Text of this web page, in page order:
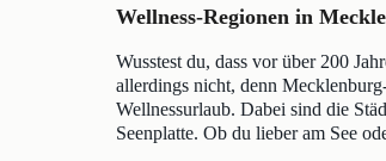
Wellness-Regionen in
Wusstest du, dass vor über 200
allerdings nicht, denn
Wellnessurlaub. Dabei sind die
Seenplatte. Ob du lieber am See